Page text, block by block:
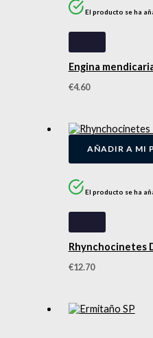
El producto se ha
Engina
€4.60
AÑADIR A MI
El producto se ha
Rhynchocinetes
€12.70